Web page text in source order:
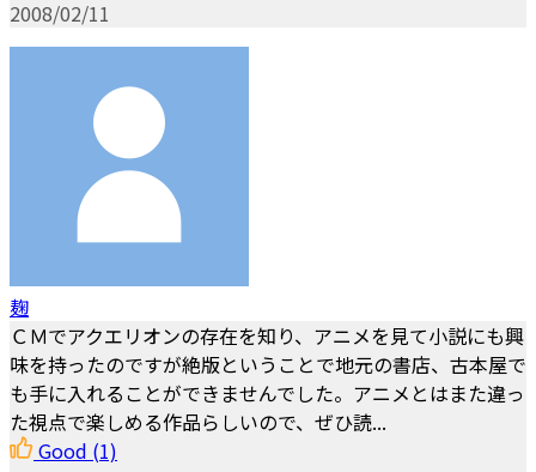
2008/02/11
麹
ＣＭでアクエリオンの存在を知り、アニメを見て小説にも興
味を持ったのですが絶版ということで地元の書店、古本屋で
も手に入れることができませんでした。アニメとはまた違っ
た視点で楽しめる作品らしいので、ぜひ読...
Good (1)